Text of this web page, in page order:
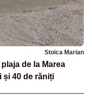
Stoica Marian
de la Marea
și 40 de răniți